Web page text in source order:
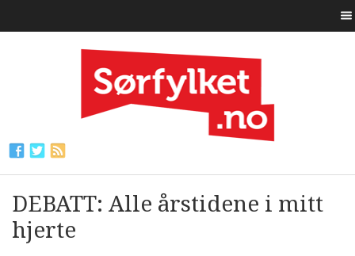
DEBATT: Alle årstidene i mitt
hjerte